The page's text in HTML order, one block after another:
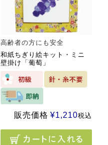
高齢者の方にも安全
和紙ちぎり絵キット・ミニ
壁掛け「葡萄」
販売価格 ¥1,210税込